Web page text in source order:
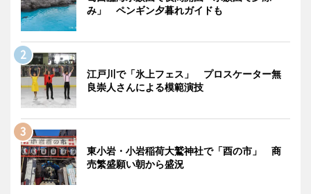
み」 ペンギン夕暮れガイドも
江戸川で「氷上フェス」 プロスケーター無
良崇人さんによる模範演技
東小岩・小岩稲荷大鷲神社で「酉の市」 商
売繁盛願い朝から盛況